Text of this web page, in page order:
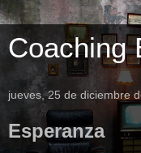
Coaching
jueves, 25 de diciembre
Esperanza